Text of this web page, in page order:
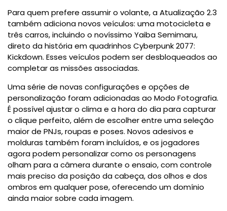
Para quem prefere assumir o volante, a Atualização 2.3
também adiciona novos veículos: uma motocicleta e
três carros, incluindo o novíssimo Yaiba Semimaru,
direto da história em quadrinhos Cyberpunk 2077:
Kickdown. Esses veículos podem ser desbloqueados ao
completar as missões associadas.
Uma série de novas configurações e opções de
personalização foram adicionadas ao Modo Fotografia.
É possível ajustar o clima e a hora do dia para capturar
o clique perfeito, além de escolher entre uma seleção
maior de PNJs, roupas e poses. Novos adesivos e
molduras também foram incluídos, e os jogadores
agora podem personalizar como os personagens
olham para a câmera durante o ensaio, com controle
mais preciso da posição da cabeça, dos olhos e dos
ombros em qualquer pose, oferecendo um domínio
ainda maior sobre cada imagem.